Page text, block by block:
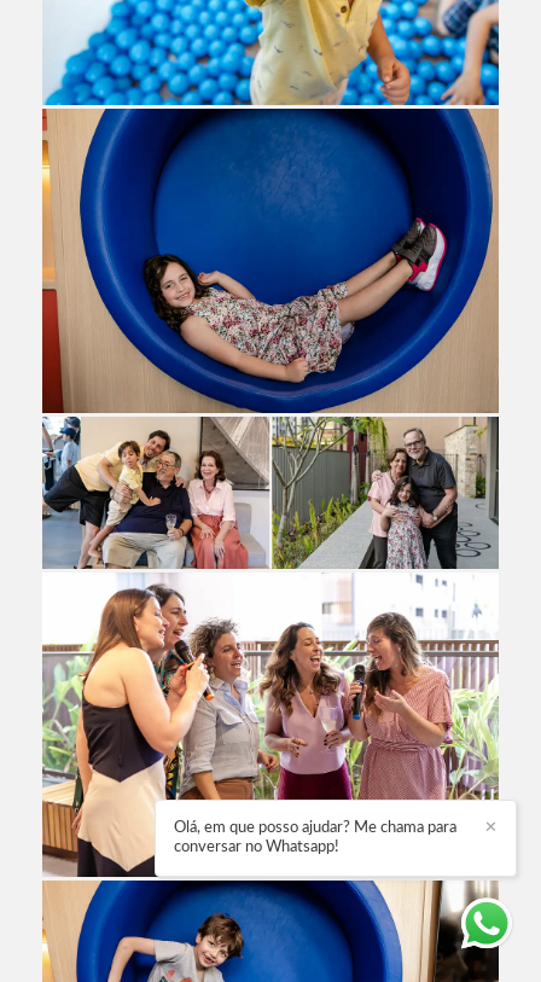
✕
Olá, em que posso ajudar? Me chama para
conversar no Whatsapp!